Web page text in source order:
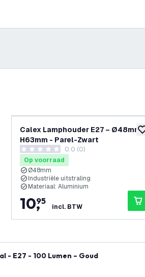
aan verlanglijst
Calex Lamphouder E27 – Ø48mm
H63mm - Parel-Zwart
0 score sterren0.0 (0)
Op voorraad
Ø48mm
Industriële uitstraling
Materiaal: Aluminium
10,
95
incl. BTW
- E27 - 100 Lumen – Goud